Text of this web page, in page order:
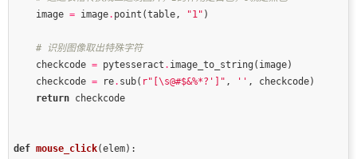
    image
= image. point(table, "1"
# 识别图像取出特殊字符
    checkcode
= pytesseract .
    checkcode
= re. sub( r"[\s@#$&%*?']" , ''
return
def mouse_click(elem) :